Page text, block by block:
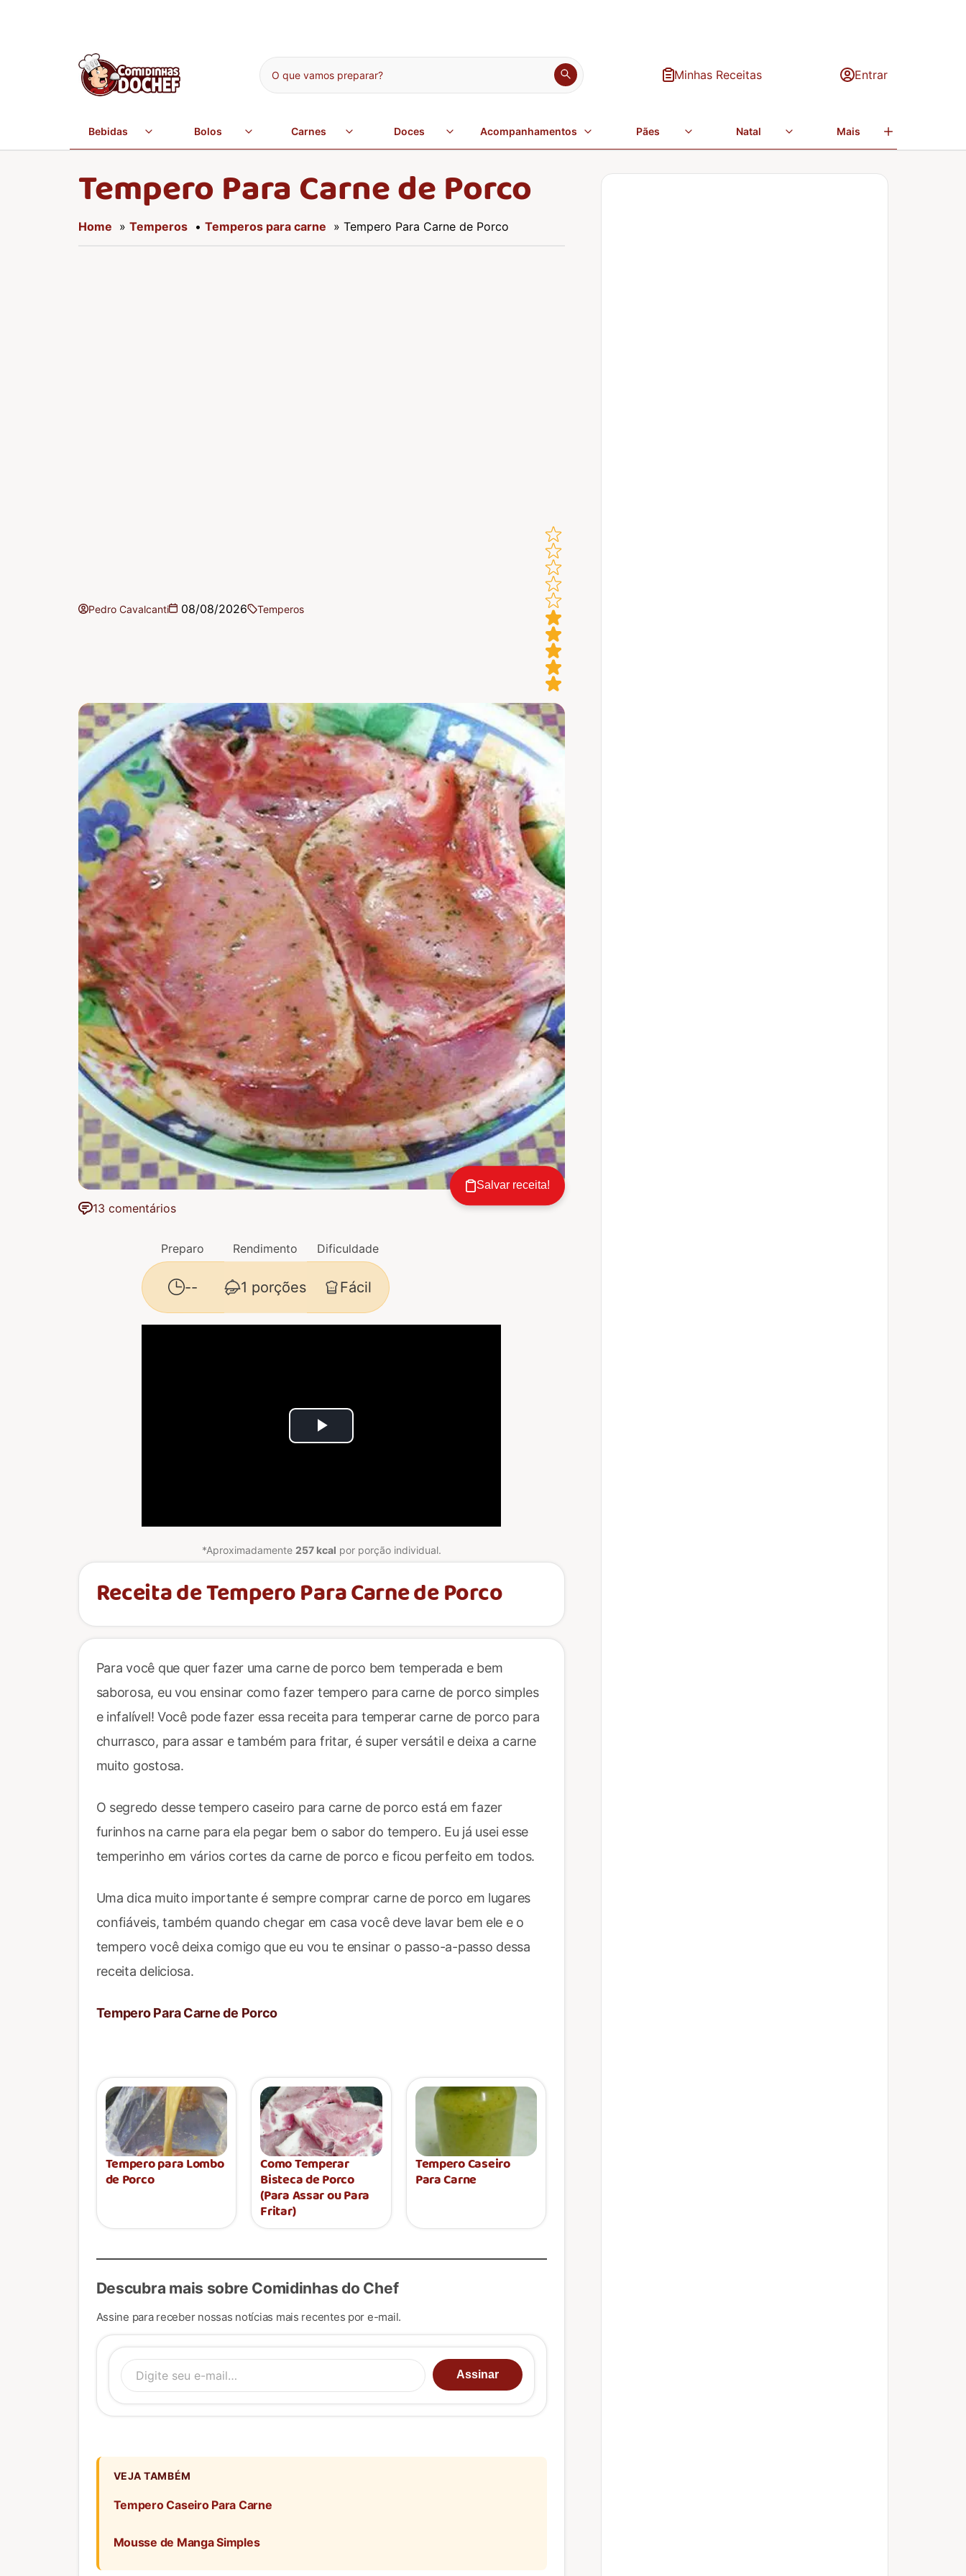
O que vamos preparar? Minhas Receitas Entrar
Bebidas Bolos Carnes Doces Acompanhamentos Pães Natal Mais
Tempero Para Carne de Porco
Home » Temperos • Temperos para carne » Tempero Para Carne de Porco
Pedro Cavalcanti 08/08/2026 Temperos
13 comentários
Salvar receita!
Preparo Rendimento Dificuldade
-- 1 porções Fácil
Play
*Aproximadamente 257 kcal por porção individual.
Receita de Tempero Para Carne de Porco
Para você que quer fazer uma carne de porco bem temperada e bem
saborosa, eu vou ensinar como fazer tempero para carne de porco simples
e infalível! Você pode fazer essa receita para temperar carne de porco para
churrasco, para assar e também para fritar, é super versátil e deixa a carne
muito gostosa.
O segredo desse tempero caseiro para carne de porco está em fazer
furinhos na carne para ela pegar bem o sabor do tempero. Eu já usei esse
temperinho em vários cortes da carne de porco e ficou perfeito em todos.
Uma dica muito importante é sempre comprar carne de porco em lugares
confiáveis, também quando chegar em casa você deve lavar bem ele e o
tempero você deixa comigo que eu vou te ensinar o passo-a-passo dessa
receita deliciosa.
Tempero Para Carne de Porco
Tempero para Lombo
de Porco
Como Temperar
Bisteca de Porco
(Para Assar ou Para
Fritar)
Tempero Caseiro
Para Carne
Descubra mais sobre Comidinhas do Chef
Assine para receber nossas notícias mais recentes por e-mail.
Digite seu e-mail…
Assinar
VEJA TAMBÉM
Tempero Caseiro Para Carne
Mousse de Manga Simples